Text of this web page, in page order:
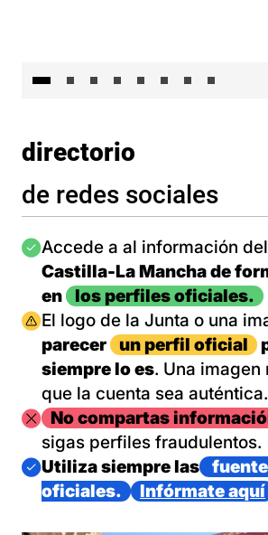
directorio
de redes sociales
Imagen
Accede a al información del
Castilla-La Mancha de
en
los perfiles oficiales.
Imagen
El logo de la Junta o una
parecer
un perfil oficial
siempre lo es. Una imagen
que la cuenta sea auténtica.
ImagenNo compartas
sigas perfiles fraudulentos.
Imagen
Utiliza siempre las
oficiales.
Infórmate aquí